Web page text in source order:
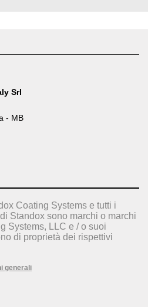
Srl
- MB
Coating Systems e tutti i
Standox sono marchi o marchi
Systems, LLC e / o suoi
di proprietà dei rispettivi
generali